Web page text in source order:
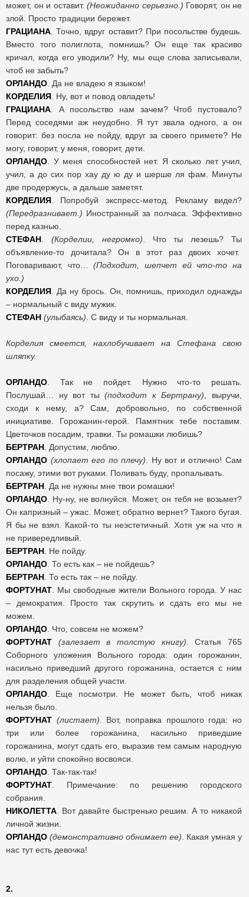
может, он и оставит. (Неожиданно серьезно.) Говорят, он не
злой. Просто традиции бережет.
ГРАЦИАНА . Точно, вдруг оставит? При посольстве будешь.
Вместо того полиглота, помнишь? Он еще так красиво
кричал, когда его уводили? Ну, мы еще слова записывали,
чтоб не забыть?
ОРЛАНДО . Да не владею я языком!
КОРДЕЛИЯ . Ну, вот и повод овладеть!
ГРАЦИАНА . А посольство нам зачем? Чтоб пустовало?
Перед соседями аж неудобно. Я тут звала одного, а он
говорит: без посла не пойду, вдруг за своего примете? Не
могу, говорит, у меня, говорит, дети.
ОРЛАНДО . У меня способностей нет. Я сколько лет учил,
учил, а до сих пор хау ду ю ду и шерше ля фам. Минуты
две продержусь, а дальше заметят.
КОРДЕЛИЯ . Попробуй экспресс-метод. Рекламу видел?
(Передразнивает.) Иностранный за полчаса. Эффективно
перед казнью.
СТЕФАН
(Корделии, негромко) . Что ты лезешь? Ты
объявление-то дочитала? Он в этот раз двоих хочет.
Поговаривают, что…(Подходит, шепчет ей что-то на
ухо.)
КОРДЕЛИЯ . Да ну брось. Он, помнишь, приходил однажды
– нормальный с виду мужик.
СТЕФАН (улыбаясь) . С виду и ты нормальная.
Корделия смеется, нахлобучивает на Стефана свою
шляпку.
ОРЛАНДО . Так не пойдет. Нужно что-то решать.
Послушай… ну вот ты(подходит к Бертрану) , выручи,
сходи к нему, а? Сам, добровольно, по собственной
инициативе. Горожанин-герой. Памятник тебе поставим.
Цветочков посадим, травки. Ты ромашки любишь?
БЕРТРАН . Допустим, люблю.
ОРЛАНДО (хлопает его по плечу) . Ну вот и отлично! Сам
посажу, этими вот руками. Поливать буду, пропалывать.
БЕРТРАН . Да не нужны мне твои ромашки!
ОРЛАНДО . Ну-ну, не волнуйся. Может, он тебя не возьмет?
Он капризный – ужас. Может, обратно вернет? Такого бугая.
Я бы не взял. Какой-то ты неэстетичный. Хотя уж на что я
не привередливый.
БЕРТРАН . Не пойду.
ОРЛАНДО . То есть как – не пойдешь?
БЕРТРАН . То есть так – не пойду.
ФОРТУНАТ . Мы свободные жители Вольного города. У нас
– демократия. Просто так скрутить и сдать его мы не
можем.
ОРЛАНДО . Что, совсем не можем?
ФОРТУНАТ
(залезает в толстую книгу) . Статья 765
Соборного уложения Вольного города: один горожанин,
насильно приведший другого горожанина, остается с ним
для разделения общей участи.
ОРЛАНДО . Еще посмотри. Не может быть, чтоб никак
нельзя было.
ФОРТУНАТ (листает) . Вот, поправка прошлого года: но
три или более горожанина, насильно приведшие
горожанина, могут сдать его, выразив тем самым народную
волю, и уйти спокойно восвояси.
ОРЛАНДО . Так-так-так!
ФОРТУНАТ . Примечание: по решению городского
собрания.
НИКОЛЕТТА . Вот давайте быстренько решим. А то никакой
личной жизни.
ОРЛАНДО (демонстративно обнимает ее) . Какая умная у
нас тут есть девочка!
2.